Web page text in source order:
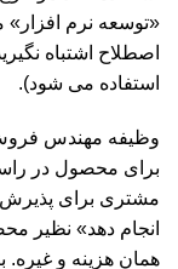
«توسعه نرم افزار»
اصطلاح اشتباه
استفاده می شود).
وظیفه مهندس
برای محصول در
مشتری برای
انجام دهد» نظیر
همان هزینه و غیره.